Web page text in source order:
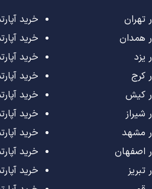
تهران
همدان
یزد
کرج
کیش
شیراز
مشهد
اصفهان
خرید
خرید
خرید
خرید
خرید
خرید
خرید
خرید
خرید